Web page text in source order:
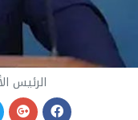
الرئيس